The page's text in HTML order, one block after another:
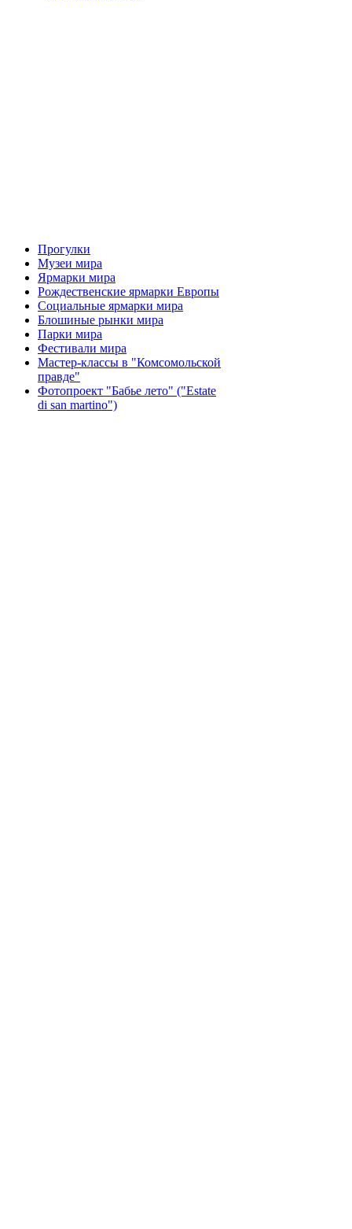
Прогулки
Музеи мира
Ярмарки мира
Рождественские ярмарки Европы
Социальные ярмарки мира
Блошиные рынки мира
Парки мира
Фестивали мира
Мастер-классы в "Комсомольской
правде"
Фотопроект "Бабье лето" ("Еstate
di san martino")